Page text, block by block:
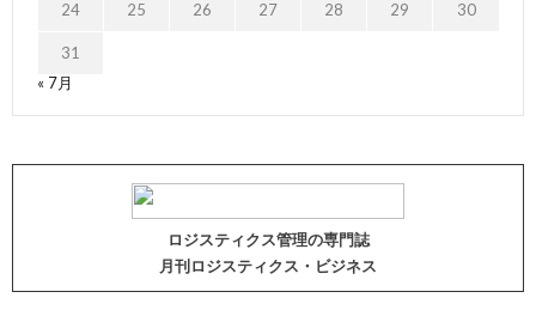
24 25 26 27 28 29 30
31
« 7月
ロジスティクス管理の専門誌
月刊ロジスティクス・ビジネス